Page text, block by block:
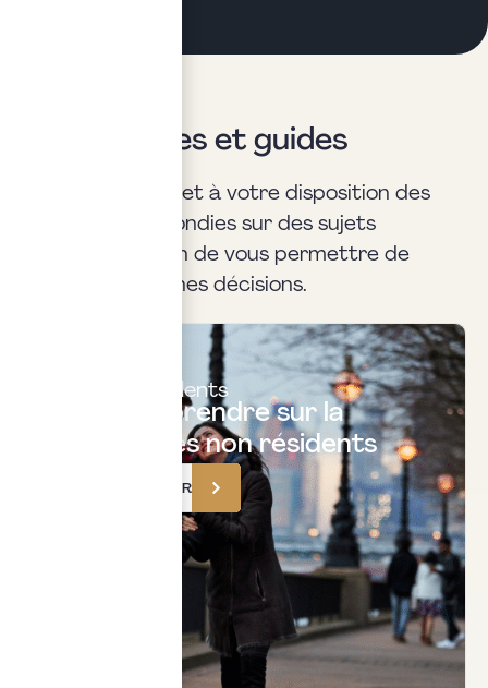
Nos analyses et guides
Notre cabinet met à votre disposition des
analyses approfondies sur des sujets
stratégiques afin de vous permettre de
prendre les bonnes décisions.
des non résidents
Tout comprendre sur la
fiscalité des non résidents
TÉLÉCHARGER